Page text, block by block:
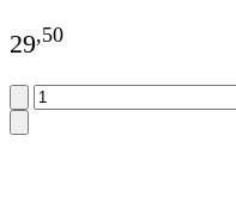
29,50